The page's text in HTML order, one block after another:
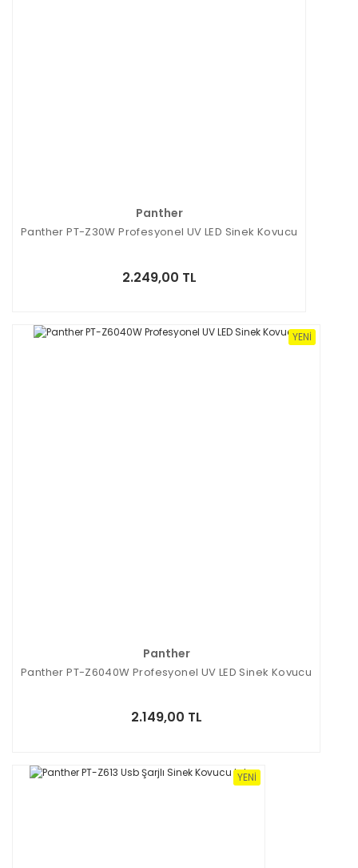
Panther
Panther PT-Z30W Profesyonel UV LED Sinek Kovucu
2.249,00 TL
YENI
Panther
Panther PT-Z6040W Profesyonel UV LED Sinek Kovucu
2.149,00 TL
YENI